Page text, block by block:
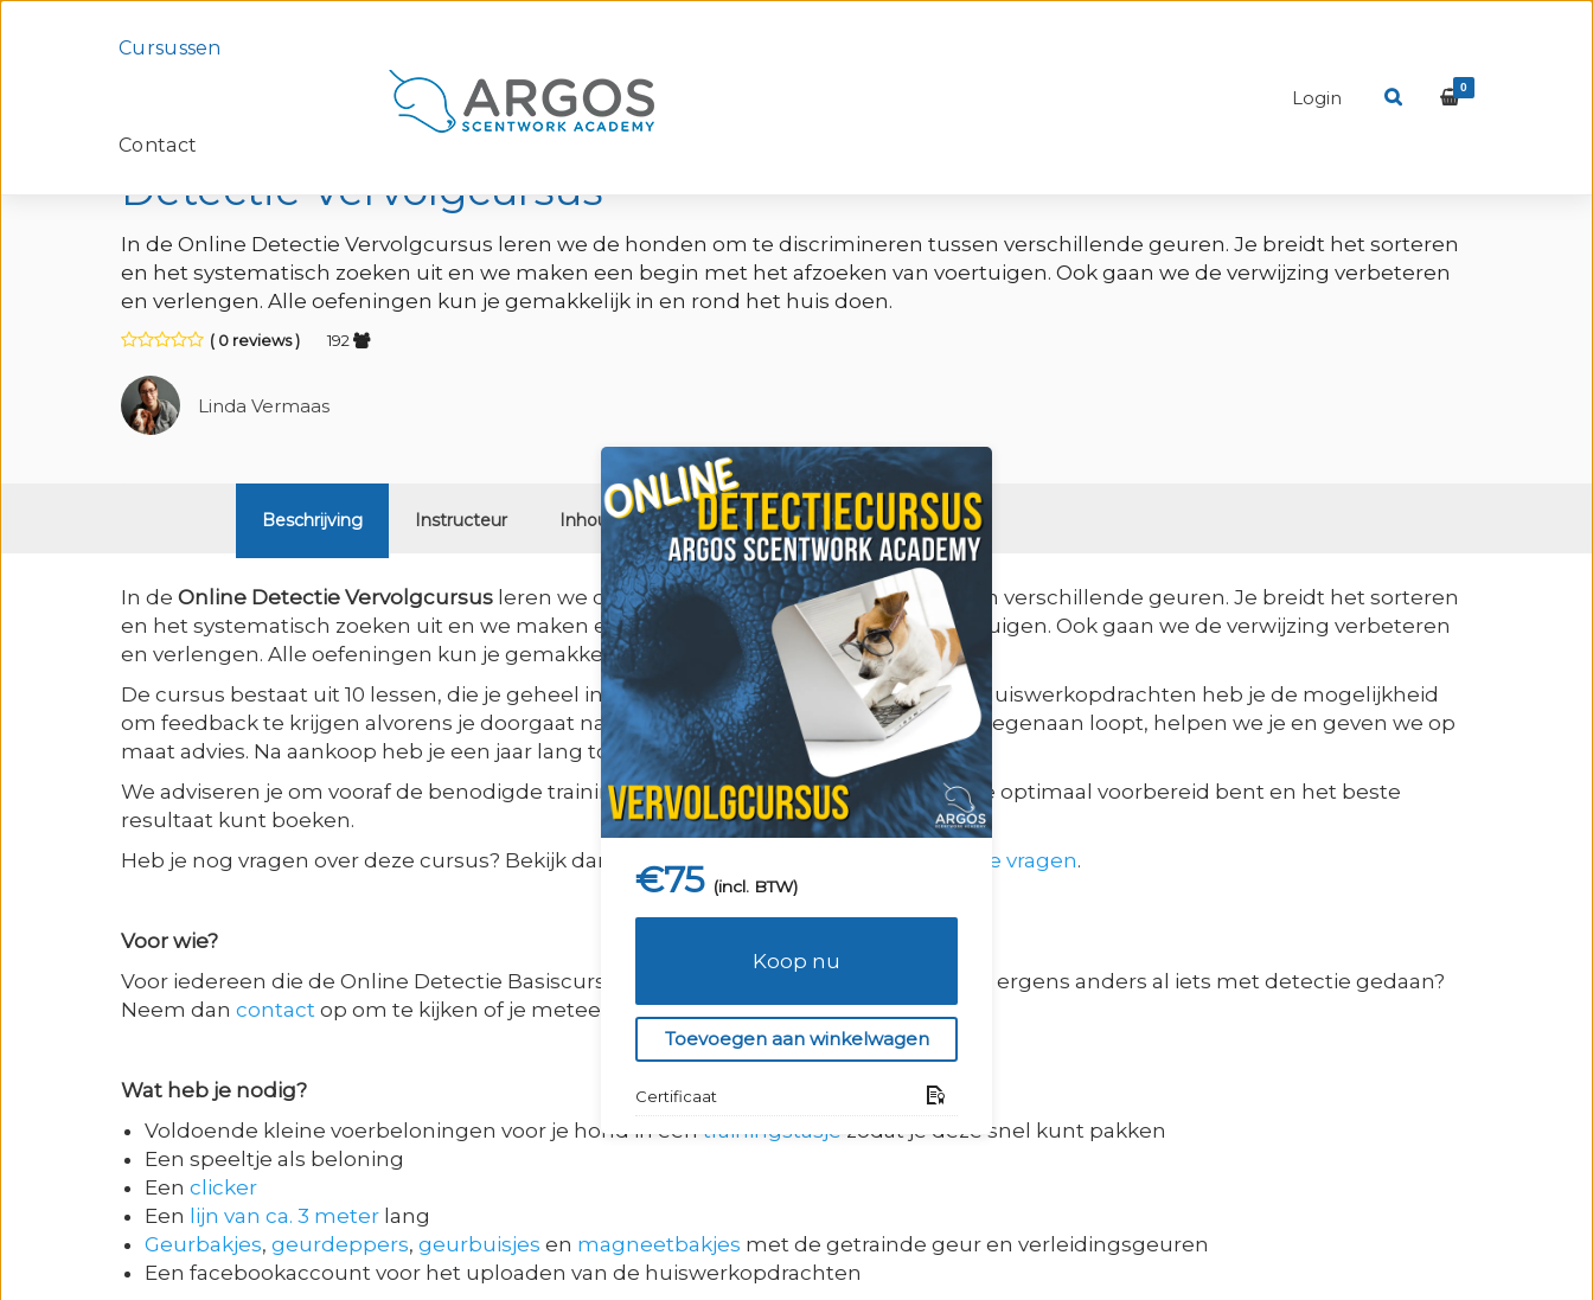
Cursussen
Contact
Login 0
Home Cursus
Detectie Vervolgcursus
In de Online Detectie Vervolgcursus leren we de honden om te discrimineren tussen verschillende geuren. Je breidt het sorteren
en het systematisch zoeken uit en we maken een begin met het afzoeken van voertuigen. Ook gaan we de verwijzing verbeteren
en verlengen. Alle oefeningen kun je gemakkelijk in en rond het huis doen.
( 0 reviews ) 192
Linda Vermaas
€75 (incl. BTW)
Koop nu
Toevoegen aan winkelwagen
Certificaat
Beschrijving Instructeur Inhoud Reviews Gerelateerd
In de Online Detectie Vervolgcursus leren we de honden om te discrimineren tussen verschillende geuren. Je breidt het sorteren
en het systematisch zoeken uit en we maken een begin met het afzoeken van voertuigen. Ook gaan we de verwijzing verbeteren
en verlengen. Alle oefeningen kun je gemakkelijk in en rond het huis doen.
De cursus bestaat uit 10 lessen, die je geheel in je eigen tempo kunt volgen. Met de huiswerkopdrachten heb je de mogelijkheid
om feedback te krijgen alvorens je doorgaat naar de volgende les. Als je dus ergens tegenaan loopt, helpen we je en geven we op
maat advies. Na aankoop heb je een jaar lang toegang tot de cursus en alle lessen.
We adviseren je om vooraf de benodigde trainingsmaterialen te verzamelen, zodat je optimaal voorbereid bent en het beste
resultaat kunt boeken.
Heb je nog vragen over deze cursus? Bekijk dan hetoverzicht met de meest gestelde vragen.
Voor wie?
Voor iedereen die de Online Detectie Basiscursus met succes heeft afgerond. Heb je ergens anders al iets met detectie gedaan?
Neem dan contact op om te kijken of je meteen met de Vervolgcursus kunt starten.
Wat heb je nodig?
Voldoende kleine voerbeloningen voor je hond in een trainingstasje zodat je deze snel kunt pakken
Een speeltje als beloning
Een clicker
Een lijn van ca. 3 meter lang
Geurbakjes, geurdeppers, geurbuisjes en magneetbakjes met de getrainde geur en verleidingsgeuren
Een facebookaccount voor het uploaden van de huiswerkopdrachten